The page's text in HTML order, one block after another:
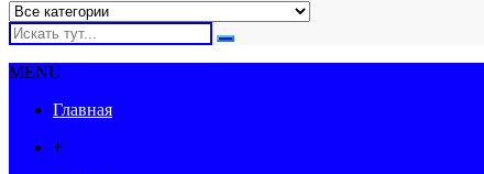
MENU
Главная
+